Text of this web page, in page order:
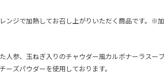
ンジで加熱してお召し上がりいただく商品です。※
人参、玉ねぎ入りのチャウダー風カルボナーラス
ーズパウダーを使用しております。